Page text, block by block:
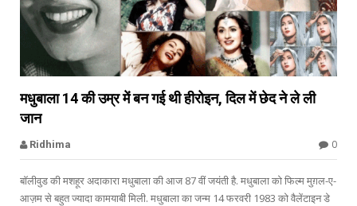
मधुबाला 14 की उम्र में बन गई थी हीरोइन, दिल में छेद ने ले ली
जान
Ridhima 0
बॉलीवुड की मशहूर अदाकारा मधुबाला की आज 87 वीं जयंती है. मधुबाला को फिल्म मुग़ल-ए-
आज़म से बहुत ज्यादा कामयाबी मिली. मधुबाला का जन्म 14 फरवरी 1983 को वैलेंटाइन डे
Madhubala